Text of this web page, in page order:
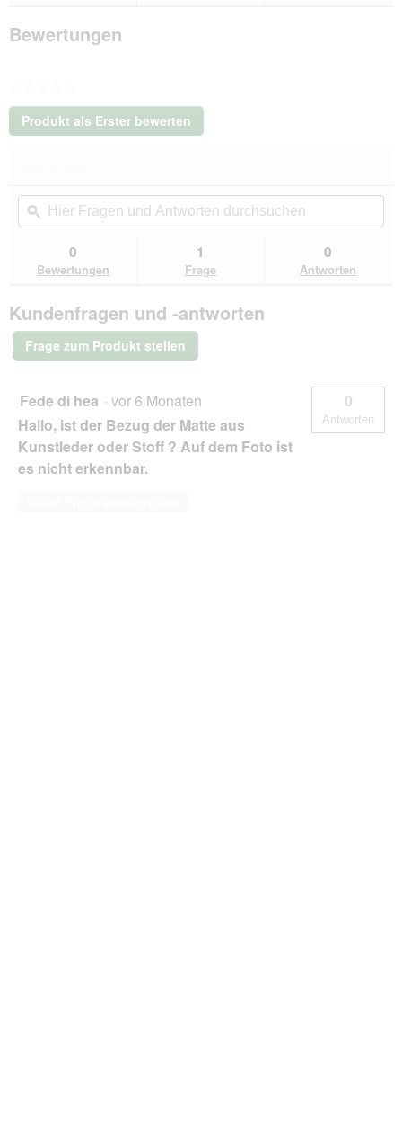
Hundematte
dunkelrot
1
m
Bewertungen
Kein
Beurteilungswert
Produkt als Erster bewerten
.
wird
ein
Dialogfeld
geöffnet.
Beurteilungswert
für
Tierlando
Ortho-
Medic
Hundematte
dunkelrot
m,
m
Hier
Fragen
und
durchsuchen
ϙ
0
Bewertungen
1
Frage
0
Antworten
Kundenfragen und -antworten
Frage zum Produkt stellen
Fede di hea · vor 6 Monaten
Hallo, ist der Bezug der Matte aus
Kunstleder oder Stoff ? Auf dem Foto ist
es nicht erkennbar.
0
Antworten